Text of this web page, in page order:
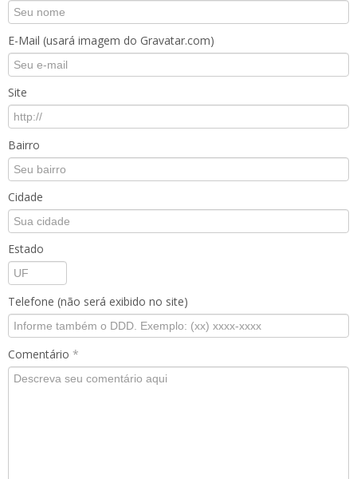
E-Mail (usará imagem do Gravatar.com)
Site
Bairro
Cidade
Estado
Telefone (não será exibido no site)
Comentário *